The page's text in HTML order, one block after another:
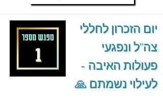
יום הזכרון לחללי
צה"ל ונפגעי
פעולות האיבה -
לעילוי נשמתם 🙏